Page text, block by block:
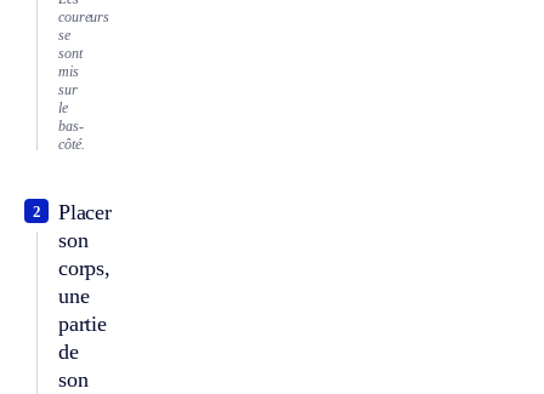
coureurs
se
sont
mis
sur
le
bas-
côté.
Placer
son
corps,
une
partie
de
son
2